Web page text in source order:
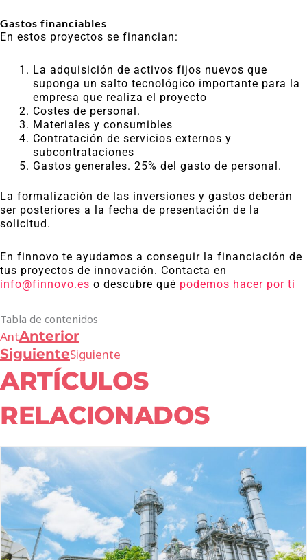
Gastos financiables
En estos proyectos se financian:
La adquisición de activos fijos nuevos que
suponga un salto tecnológico importante para la
empresa que realiza el proyecto
Costes de personal.
Materiales y consumibles
Contratación de servicios externos y
subcontrataciones
Gastos generales. 25% del gasto de personal.
La formalización de las inversiones y gastos deberán
ser posteriores a la fecha de presentación de la
solicitud.
En finnovo te ayudamos a conseguir la financiación de
tus proyectos de innovación. Contacta en
info@finnovo.es o descubre qué podemos hacer por ti
Tabla de contenidos
AntAnterior
SiguienteSiguiente
ARTÍCULOS
RELACIONADOS